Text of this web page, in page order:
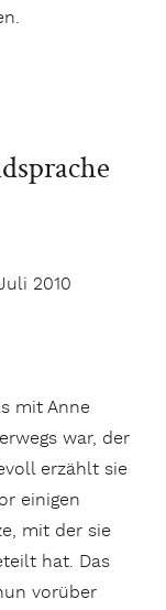
sucht einen
2010
mit Anne
war, der
erzählt sie
einigen
mit der sie
hat. Das
vorüber